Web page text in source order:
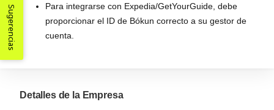
Para integrarse con Expedia/GetYourGuide, debe
proporcionar el ID de Bókun correcto a su gestor de
cuenta.
Detalles de la Empresa
Sugerencias